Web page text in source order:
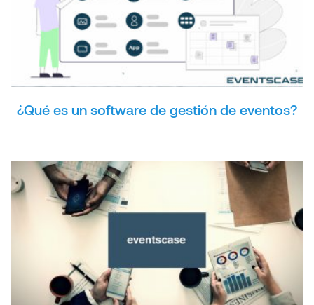
¿Qué es un software de gestión de eventos?